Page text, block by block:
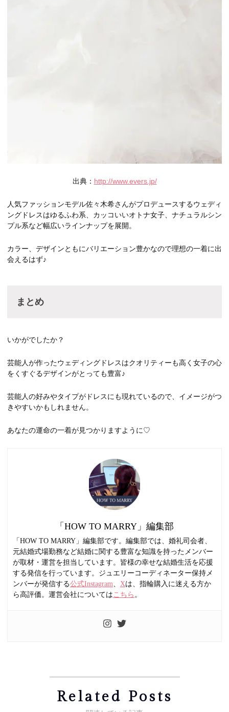
出典： http://www.evers.jp/
人気ファッションモデル佐々木希さんがプロデュースするウェディ
ングドレスはゆるふわ系、カッコいいオトナ女子、ナチュラルシン
プル系など幅広いラインナップを展開。
カラー、デザインともにバリエーション豊かなので理想の一着に出
会えるはず♪
まとめ
いかがでしたか？
芸能人が作ったウェディングドレスはクオリティーも高く女子の心
をくすぐるデザインがとっても豊富♪
芸能人の好みやタイプがドレスにも現れているので、イメージがつ
きやすいかもしれません。
あなたの運命の一着が見つかりますように♡
「HOW TO MARRY」編集部
「HOW TO MARRY」編集部です。編集部では、婚礼司会者、
元結婚式場勤務など結婚に関する豊富な知識を持ったメンバー
が取材・運営を担当しています。皆様の幸せな結婚生活を応援
する発信を行っています。ジュエリーコーディネーター保持メ
ンバーが発信する公式Instagram Xは、指輪購入に迷える方か
ら高評価。運営会社については こちら 。
Related Posts